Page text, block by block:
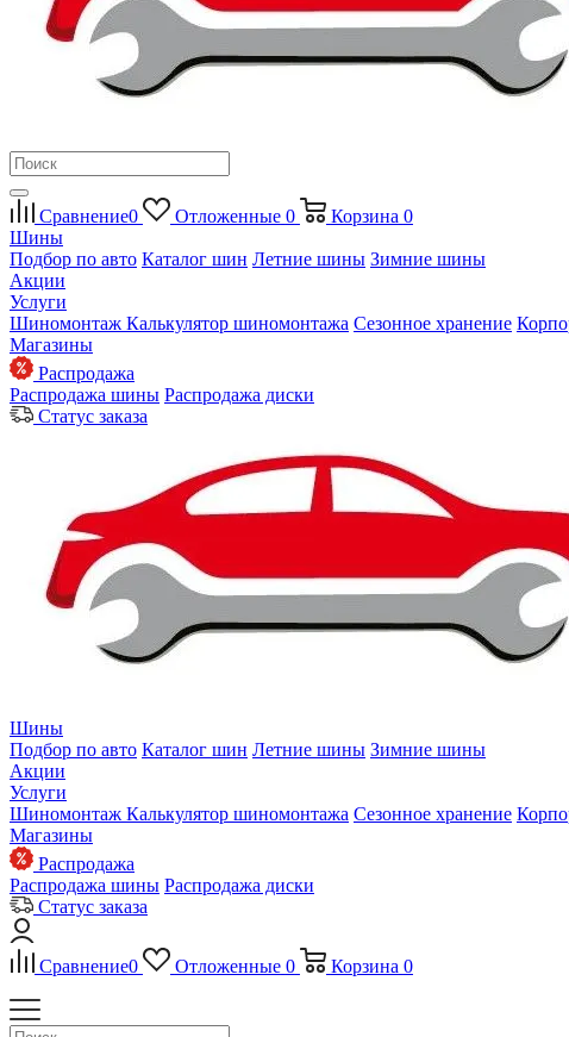
Сравнение0 Отложенные 0 Корзина 0
Шины
Подбор по авто Каталог шин Летние шины Зимние шины
Акции
Услуги
Шиномонтаж Калькулятор шиномонтажа Сезонное хранение
Магазины
Распродажа
Распродажа шины Распродажа диски
Статус заказа
Шины
Подбор по авто Каталог шин Летние шины Зимние шины
Акции
Услуги
Шиномонтаж Калькулятор шиномонтажа Сезонное хранение
Магазины
Распродажа
Распродажа шины Распродажа диски
Статус заказа
Сравнение0 Отложенные 0 Корзина 0